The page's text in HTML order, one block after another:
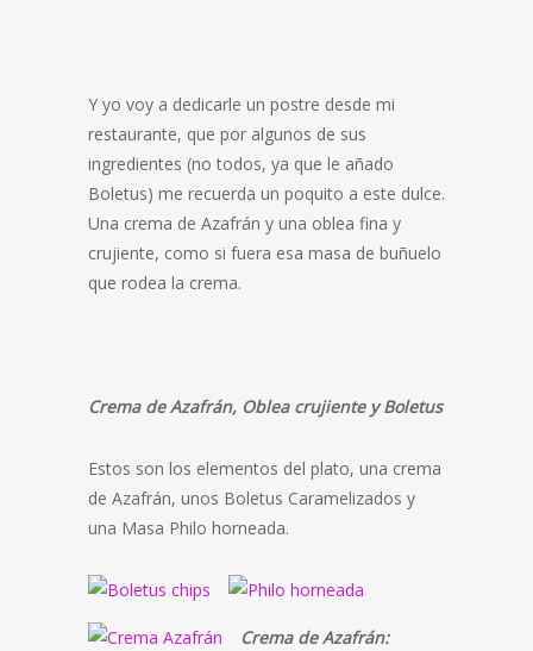
Y yo voy a dedicarle un postre desde mi
restaurante, que por algunos de sus
ingredientes (no todos, ya que le añado
Boletus) me recuerda un poquito a este dulce.
Una crema de Azafrán y una oblea fina y
crujiente, como si fuera esa masa de buñuelo
que rodea la crema.
Crema de Azafrán, Oblea crujiente y Boletus
Estos son los elementos del plato, una crema
de Azafrán, unos Boletus Caramelizados y
una Masa Philo horneada.
Crema de Azafrán: